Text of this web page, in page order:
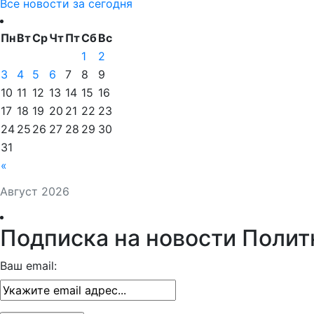
Все новости за сегодня
Август 2026
ПнВтСрЧтПтСбВс
«
1
2
3
4 5 6 7 8
9
10 11 12 13 14 15 16
17 18 19 20 21 22 23
24 25 26 27 28 29 30
31
Подписка на новости
Ваш email: